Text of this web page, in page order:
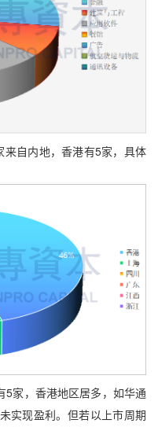
自内地，香港有5家，具体
家，香港地区居多，如华通
实现盈利。但若以上市周期